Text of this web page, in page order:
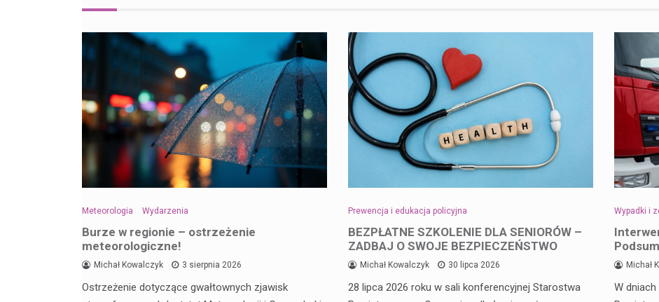
Meteorologia Wydarzenia
Burze w regionie – ostrzeżenie
meteorologiczne!
Michał Kowalczyk 3 sierpnia 2026
Ostrzeżenie dotyczące gwałtownych zjawisk
Prewencja i edukacja policyjna
BEZPŁATNE SZKOLENIE DLA SENIORÓW –
ZADBAJ O SWOJE BEZPIECZEŃSTWO
Michał Kowalczyk 30 lipca 2026
28 lipca 2026 roku w sali konferencyjnej Starostwa
Wypadki i
Michał
W